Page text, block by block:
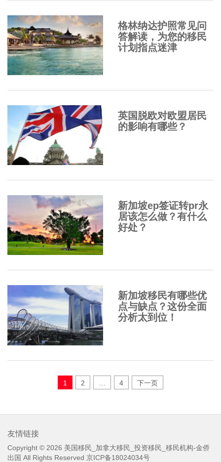
格林纳达护照常见问
答解读，为您的移民
计划指点迷津
英国脱欧对欧盟居民
的影响有哪些？
新加坡ep签证转pr永
居该怎么做？有什么
好处？
新加坡移民有哪些优
点与缺点？这份全面
分析太到位！
1 2 4 下一页
友情链接
Copyright © 2026 美国移民_加拿大移民_投资移民_移民机构-金侨
出国 All Rights Reserved 京ICP备18024034号